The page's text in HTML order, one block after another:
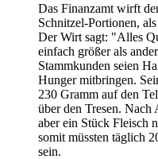
Das Finanzamt wirft
Schnitzel-Portionen,
Der Wirt sagt: "Alles
einfach größer als
Stammkunden seien
Hunger mitbringen.
230 Gramm auf den
über den Tresen. Nach
aber ein Stück Fleisch
somit müssten täglich
sein.